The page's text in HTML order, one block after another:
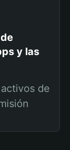
y las
de